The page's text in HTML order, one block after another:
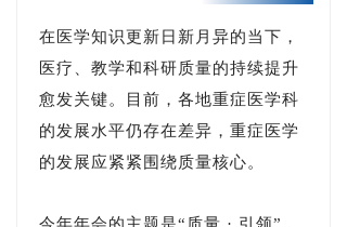
在医学知识更新日新月异的当下，
医疗、教学和科研质量的持续提升
愈发关键。目前，各地重症医学科
的发展水平仍存在差异，重症医学
的发展应紧紧围绕质量核心。